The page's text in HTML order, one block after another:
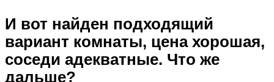
И вот найден подходящий
вариант комнаты, цена хорошая,
соседи адекватные. Что же
дальше?